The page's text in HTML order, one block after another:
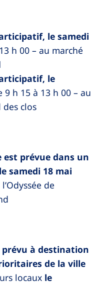
le samedi
h 00 – au marché
le
9 h 15 à 13 h 00 – au
clos
prévue dans un
samedi 18 mai
de
à destination
de la ville
locaux le